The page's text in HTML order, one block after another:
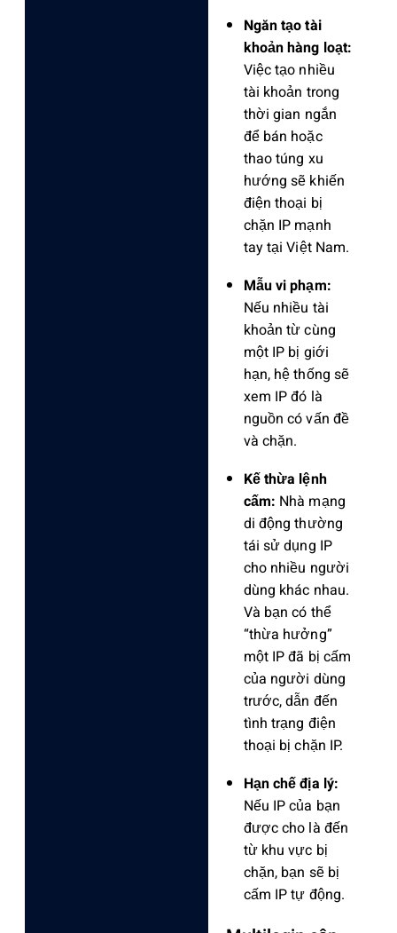
Ngăn tạo tài
khoản hàng loạt:
Việc tạo nhiều
tài khoản trong
thời gian ngắn
để bán hoặc
thao túng xu
hướng sẽ khiến
điện thoại bị
chặn IP mạnh
tay tại Việt Nam.
Mẫu vi phạm:
Nếu nhiều tài
khoản từ cùng
một IP bị giới
hạn, hệ thống sẽ
xem IP đó là
nguồn có vấn đề
và chặn.
Kế thừa lệnh
cấm: Nhà mạng
di động thường
tái sử dụng IP
cho nhiều người
dùng khác nhau.
Và bạn có thể
“thừa hưởng”
một IP đã bị cấm
của người dùng
trước, dẫn đến
tình trạng điện
thoại bị chặn IP.
Hạn chế địa lý:
Nếu IP của bạn
được cho là đến
từ khu vực bị
chặn, bạn sẽ bị
cấm IP tự động.